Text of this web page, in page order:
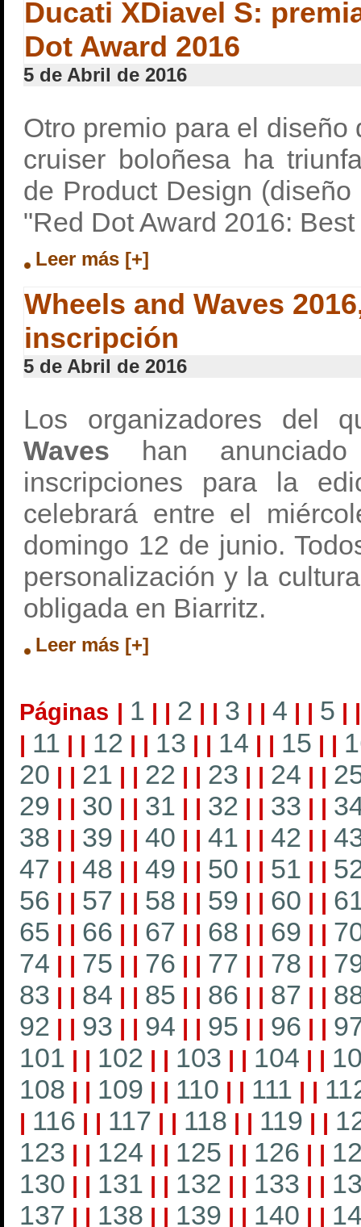
Ducati XDiavel S:
Dot Award 2016
5 de Abril de 2016
Otro premio para el diseño
cruiser boloñesa ha
de Product Design
"Red Dot Award 2016: Best
Leer más [+]
Wheels and Waves
inscripción
5 de Abril de 2016
Los organizadores del
Waves han
inscripciones para la
celebrará entre el
domingo 12 de junio.
personalización y la
obligada en Biarritz.
Leer más [+]
Páginas | 1 | | 2 | | 3 | | 4 | | 5 |
| 11 | | 12 | | 13 | | 14 | | 15 | |
20 | | 21 | | 22 | | 23 | | 24 | |
29 | | 30 | | 31 | | 32 | | 33 | |
38 | | 39 | | 40 | | 41 | | 42 | |
47 | | 48 | | 49 | | 50 | | 51 | |
56 | | 57 | | 58 | | 59 | | 60 | |
65 | | 66 | | 67 | | 68 | | 69 | |
74 | | 75 | | 76 | | 77 | | 78 | |
83 | | 84 | | 85 | | 86 | | 87 | |
92 | | 93 | | 94 | | 95 | | 96 | |
101 | | 102 | | 103 | | 104 | |
108 | | 109 | | 110 | | 111 | |
| 116 | | 117 | | 118 | | 119 | |
123 | | 124 | | 125 | | 126 | |
130 | | 131 | | 132 | | 133 | |
137 | | 138 | | 139 | | 140 | |